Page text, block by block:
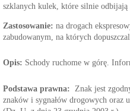
szklanych kulek, które silnie odbijają
Zastosowanie: na drogach
zabudowanym, na których
Opis: Schody ruchome w górę.
Podstawa prawna: Znak jest
znaków i sygnałów drogowych oraz